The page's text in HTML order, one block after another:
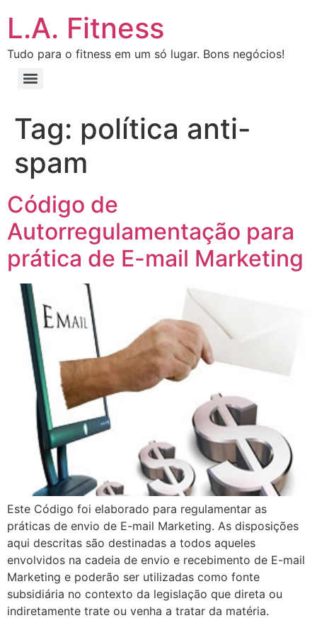
L.A. Fitness
Tudo para o fitness em um só lugar. Bons negócios!
Tag: política anti-
spam
Código de
Autorregulamentação para
prática de E-mail Marketing
Este Código foi elaborado para regulamentar as
práticas de envio de E-mail Marketing. As disposições
aqui descritas são destinadas a todos aqueles
envolvidos na cadeia de envio e recebimento de E-mail
Marketing e poderão ser utilizadas como fonte
subsidiária no contexto da legislação que direta ou
indiretamente trate ou venha a tratar da matéria.